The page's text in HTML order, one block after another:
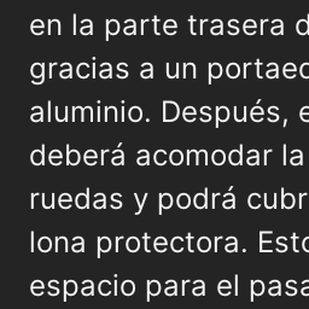
en la parte trasera
gracias a un
aluminio. Después,
deberá acomodar
ruedas y podrá
lona protectora.
espacio para el